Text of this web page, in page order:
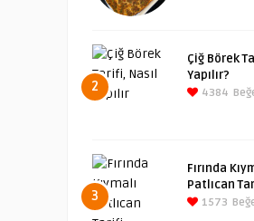
2
Çiğ Börek
Yapılır?
4384
3
Fırında
Patlıcan
1573